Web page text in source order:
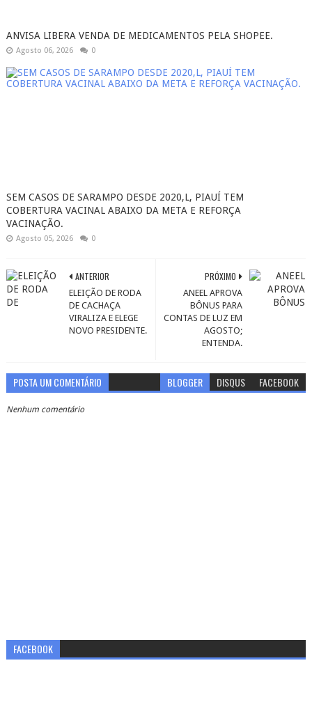
ANVISA LIBERA VENDA DE MEDICAMENTOS PELA SHOPEE.
Agosto 06, 2026 0
SEM CASOS DE SARAMPO DESDE 2020,L, PIAUÍ TEM
COBERTURA VACINAL ABAIXO DA META E REFORÇA
VACINAÇÃO.
Agosto 05, 2026 0
PRÓXIMO
ANEEL APROVA
BÔNUS PARA
CONTAS DE LUZ EM
AGOSTO;
ENTENDA.
ANTERIOR
ELEIÇÃO DE RODA
DE CACHAÇA
VIRALIZA E ELEGE
NOVO PRESIDENTE.
POSTA UM COMENTÁRIO BLOGGER DISQUS FACEBOOK
Nenhum comentário
FACEBOOK